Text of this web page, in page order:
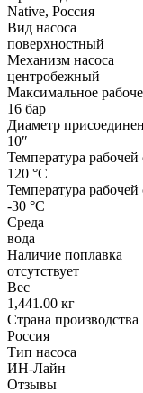
Native, Россия
Вид насоса
поверхностный
Механизм насоса
центробежный
Максимальное
16 бар
Диаметр
10″
Температура
120 °С
Температура
-30 °С
Среда
вода
Наличие поплавка
отсутствует
Вес
1,441.00 кг
Страна производства
Россия
Тип насоса
ИН-Лайн
Отзывы